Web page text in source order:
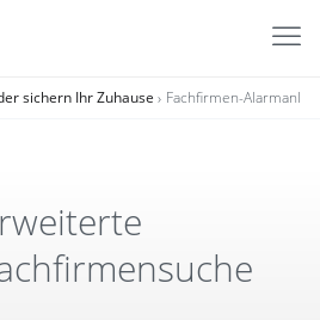
sichern Ihr Zuhause Fachfirmen-